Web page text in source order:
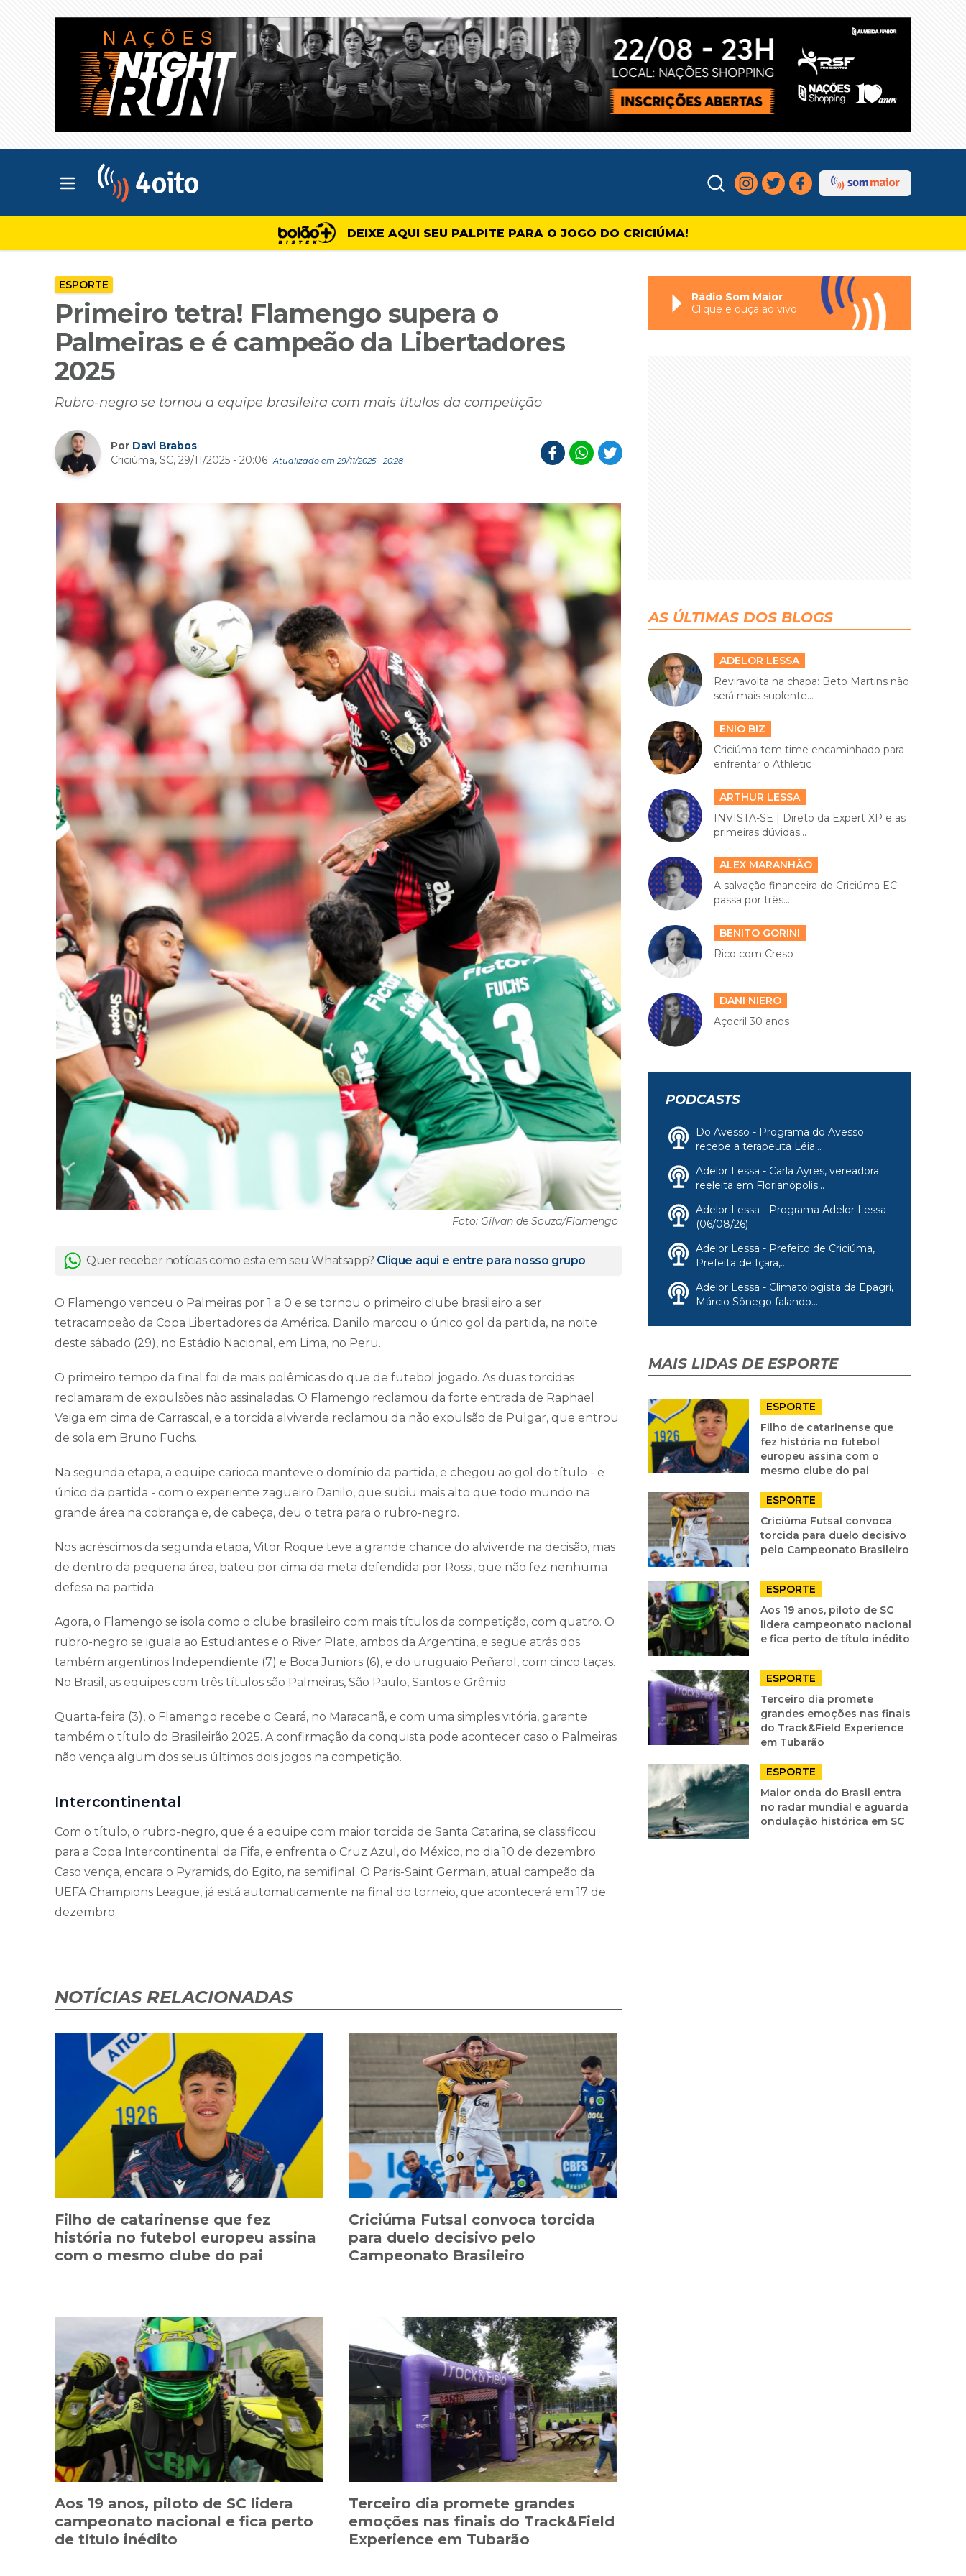
Abrir menu principal
DEIXE AQUI SEU PALPITE PARA O JOGO DO CRICIÚMA!
ESPORTE
Primeiro tetra! Flamengo supera o
Palmeiras e é campeão da Libertadores
2025
Rubro-negro se tornou a equipe brasileira com mais títulos da competição
Por Davi Brabos
Criciúma, SC, 29/11/2025 - 20:06 Atualizado em 29/11/2025 - 20:28
Foto: Gilvan de Souza/Flamengo
Quer receber notícias como esta em seu Whatsapp? Clique aqui e entre para nosso grupo
O Flamengo venceu o Palmeiras por 1 a 0 e se tornou o primeiro clube brasileiro a ser
tetracampeão da Copa Libertadores da América. Danilo marcou o único gol da partida, na noite
deste sábado (29), no Estádio Nacional, em Lima, no Peru.
O primeiro tempo da final foi de mais polêmicas do que de futebol jogado. As duas torcidas
reclamaram de expulsões não assinaladas. O Flamengo reclamou da forte entrada de Raphael
Veiga em cima de Carrascal, e a torcida alviverde reclamou da não expulsão de Pulgar, que entrou
de sola em Bruno Fuchs.
Na segunda etapa, a equipe carioca manteve o domínio da partida, e chegou ao gol do título - e
único da partida - com o experiente zagueiro Danilo, que subiu mais alto que todo mundo na
grande área na cobrança e, de cabeça, deu o tetra para o rubro-negro.
Nos acréscimos da segunda etapa, Vitor Roque teve a grande chance do alviverde na decisão, mas
de dentro da pequena área, bateu por cima da meta defendida por Rossi, que não fez nenhuma
defesa na partida.
Agora, o Flamengo se isola como o clube brasileiro com mais títulos da competição, com quatro. O
rubro-negro se iguala ao Estudiantes e o River Plate, ambos da Argentina, e segue atrás dos
também argentinos Independiente (7) e Boca Juniors (6), e do uruguaio Peñarol, com cinco taças.
No Brasil, as equipes com três títulos são Palmeiras, São Paulo, Santos e Grêmio.
Quarta-feira (3), o Flamengo recebe o Ceará, no Maracanã, e com uma simples vitória, garante
também o título do Brasileirão 2025. A confirmação da conquista pode acontecer caso o Palmeiras
não vença algum dos seus últimos dois jogos na competição.
Intercontinental
Com o título, o rubro-negro, que é a equipe com maior torcida de Santa Catarina, se classificou
para a Copa Intercontinental da Fifa, e enfrenta o Cruz Azul, do México, no dia 10 de dezembro.
Caso vença, encara o Pyramids, do Egito, na semifinal. O Paris-Saint Germain, atual campeão da
UEFA Champions League, já está automaticamente na final do torneio, que acontecerá em 17 de
dezembro.
NOTÍCIAS RELACIONADAS
Filho de catarinense que fez
história no futebol europeu assina
com o mesmo clube do pai
Criciúma Futsal convoca torcida
para duelo decisivo pelo
Campeonato Brasileiro
Aos 19 anos, piloto de SC lidera
campeonato nacional e fica perto
de título inédito
Terceiro dia promete grandes
emoções nas finais do Track&Field
Experience em Tubarão
Rádio Som Maior
Clique e ouça ao vivo
AS ÚLTIMAS DOS BLOGS
ADELOR LESSA
Reviravolta na chapa: Beto Martins não
será mais suplente...
ENIO BIZ
Criciúma tem time encaminhado para
enfrentar o Athletic
ARTHUR LESSA
INVISTA-SE | Direto da Expert XP e as
primeiras dúvidas...
ALEX MARANHÃO
A salvação financeira do Criciúma EC
passa por três...
BENITO GORINI
Rico com Creso
DANI NIERO
Açocril 30 anos
PODCASTS
Do Avesso - Programa do Avesso
recebe a terapeuta Léia...
Adelor Lessa - Carla Ayres, vereadora
reeleita em Florianópolis...
Adelor Lessa - Programa Adelor Lessa
(06/08/26)
Adelor Lessa - Prefeito de Criciúma,
Prefeita de Içara,...
Adelor Lessa - Climatologista da Epagri,
Márcio Sônego falando...
MAIS LIDAS DE ESPORTE
ESPORTE
Filho de catarinense que
fez história no futebol
europeu assina com o
mesmo clube do pai
ESPORTE
Criciúma Futsal convoca
torcida para duelo decisivo
pelo Campeonato Brasileiro
ESPORTE
Aos 19 anos, piloto de SC
lidera campeonato nacional
e fica perto de título inédito
ESPORTE
Terceiro dia promete
grandes emoções nas finais
do Track&Field Experience
em Tubarão
ESPORTE
Maior onda do Brasil entra
no radar mundial e aguarda
ondulação histórica em SC